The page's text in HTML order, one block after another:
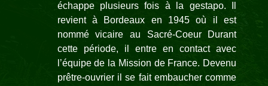
échappe plusieurs fois à la gestapo. Il
revient à Bordeaux en 1945 où il est
nommé vicaire au Sacré-Coeur Durant
cette période, il entre en contact avec
l’équipe de la Mission de France. Devenu
prêtre-ouvrier il se fait embaucher comme